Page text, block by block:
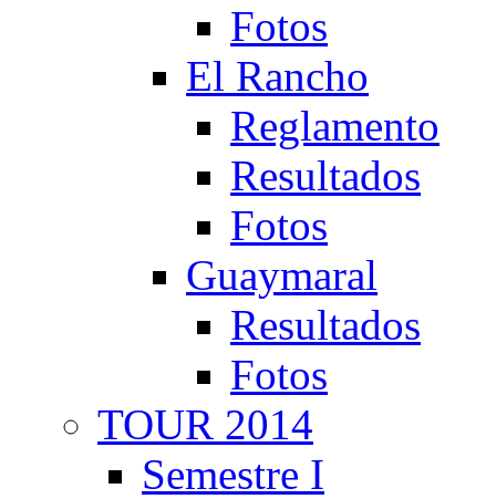
Fotos
El Rancho
Reglamento
Resultados
Fotos
Guaymaral
Resultados
Fotos
TOUR 2014
Semestre I